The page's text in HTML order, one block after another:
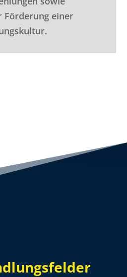
Förderung einer